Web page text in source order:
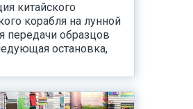
китайского
корабля на лунной
передачи образцов
остановка,